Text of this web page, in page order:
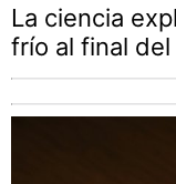
La ciencia
frío al final del